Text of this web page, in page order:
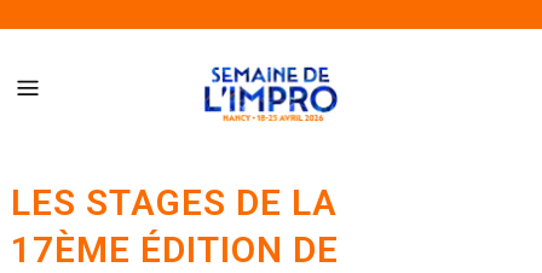
LES STAGES DE LA
17ÈME ÉDITION DE